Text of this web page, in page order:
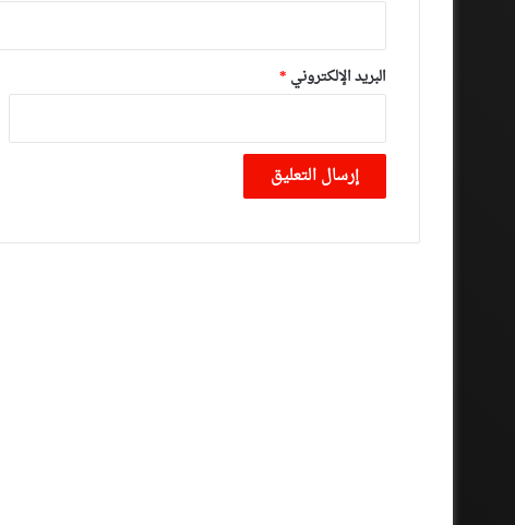
البريد الإلكتروني *